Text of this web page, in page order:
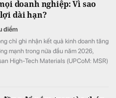
doanh nghiệp: Vì sao
dài hạn?
điểm
chỉ ghi nhận kết quả kinh doanh tăng
mạnh trong nửa đầu năm 2026,
High-Tech Materials (UPCoM: MSR)